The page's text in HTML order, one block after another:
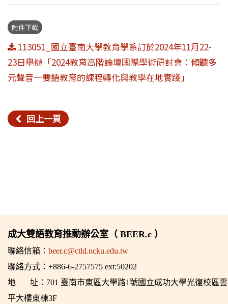
附件下載
113051_國立臺南大學教育學系訂於2024年11月22-
23日舉辦「2024教育高階論壇國際學術研討會：傾聽多
元聲音─雙語教育的課程轉化與教學在地實踐」
回上一頁
成大雙語教育推動辦公室（ BEER.c ）
聯絡信箱： beer.c@ctld.ncku.edu.tw
聯絡方式：+886-6-2757575 ext:50202
地 址：701 臺南市東區大學路1號國立成功大學光復校區雲
平大樓東棟3F